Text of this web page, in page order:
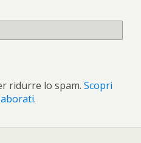
ridurre lo spam. Scopri
.